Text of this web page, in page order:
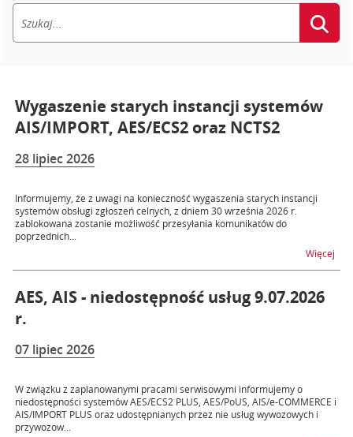
Wygaszenie starych instancji systemów
AIS/IMPORT, AES/ECS2 oraz NCTS2
28 lipiec 2026
Informujemy, że z uwagi na konieczność wygaszenia starych instancji
systemów obsługi zgłoszeń celnych, z dniem 30 września 2026 r.
zablokowana zostanie możliwość przesyłania komunikatów do
poprzednich...
Więcej
AES, AIS - niedostępność usług 9.07.2026
r.
07 lipiec 2026
W związku z zaplanowanymi pracami serwisowymi informujemy o
niedostępności systemów AES/ECS2 PLUS, AES/PoUS, AIS/e-COMMERCE i
AIS/IMPORT PLUS oraz udostępnianych przez nie usług wywozowych i
przywozow...